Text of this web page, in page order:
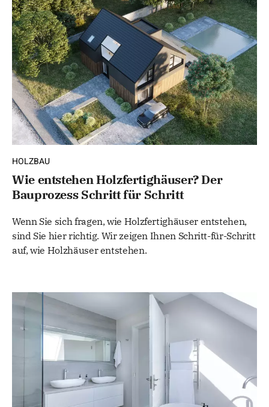
HOLZBAU
Wie entstehen Holzfertighäuser? Der
Bauprozess Schritt für Schritt
Wenn Sie sich fragen, wie Holzfertighäuser entstehen,
sind Sie hier richtig. Wir zeigen Ihnen Schritt-für-Schritt
auf, wie Holzhäuser entstehen.